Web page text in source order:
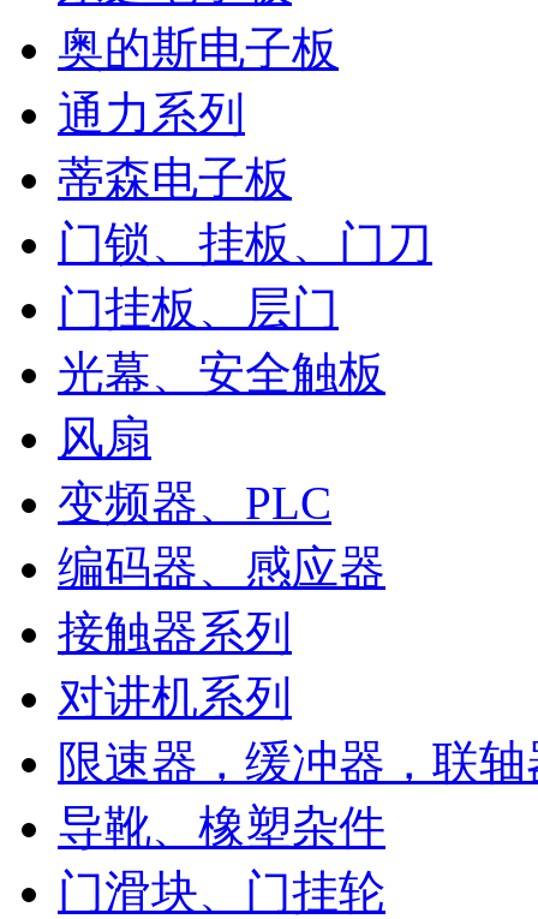
奥的斯电子板
通力系列
蒂森电子板
门锁、挂板、门刀
门挂板、层门
光幕、安全触板
风扇
变频器、PLC
编码器、感应器
接触器系列
对讲机系列
限速器，缓冲器，联轴
导靴、橡塑杂件
门滑块、门挂轮